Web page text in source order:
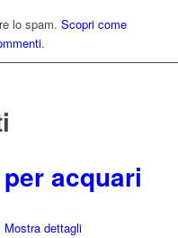
lo spam. Scopri come
.
acquari
Mostra dettagli